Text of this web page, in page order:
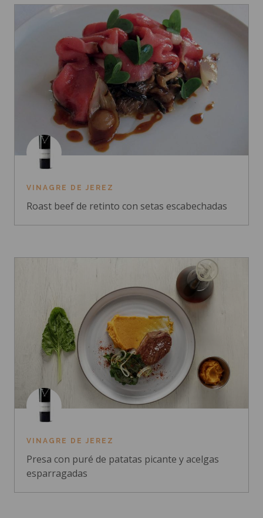
VINAGRE DE JEREZ
Roast beef de retinto con setas escabechadas
VINAGRE DE JEREZ
Presa con puré de patatas picante y acelgas
esparragadas